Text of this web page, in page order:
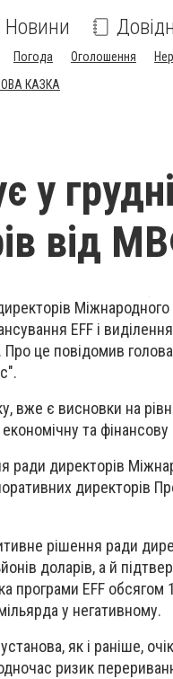
Новини
Погода Оголошення
КАЗКА
у
від
EFF і
Про це повідомив
вже є висновки на
та фінансову
ради директорів
директорів
рішення ради
доларів, а й
програми EFF
у негативному.
як і раніше,
ризик